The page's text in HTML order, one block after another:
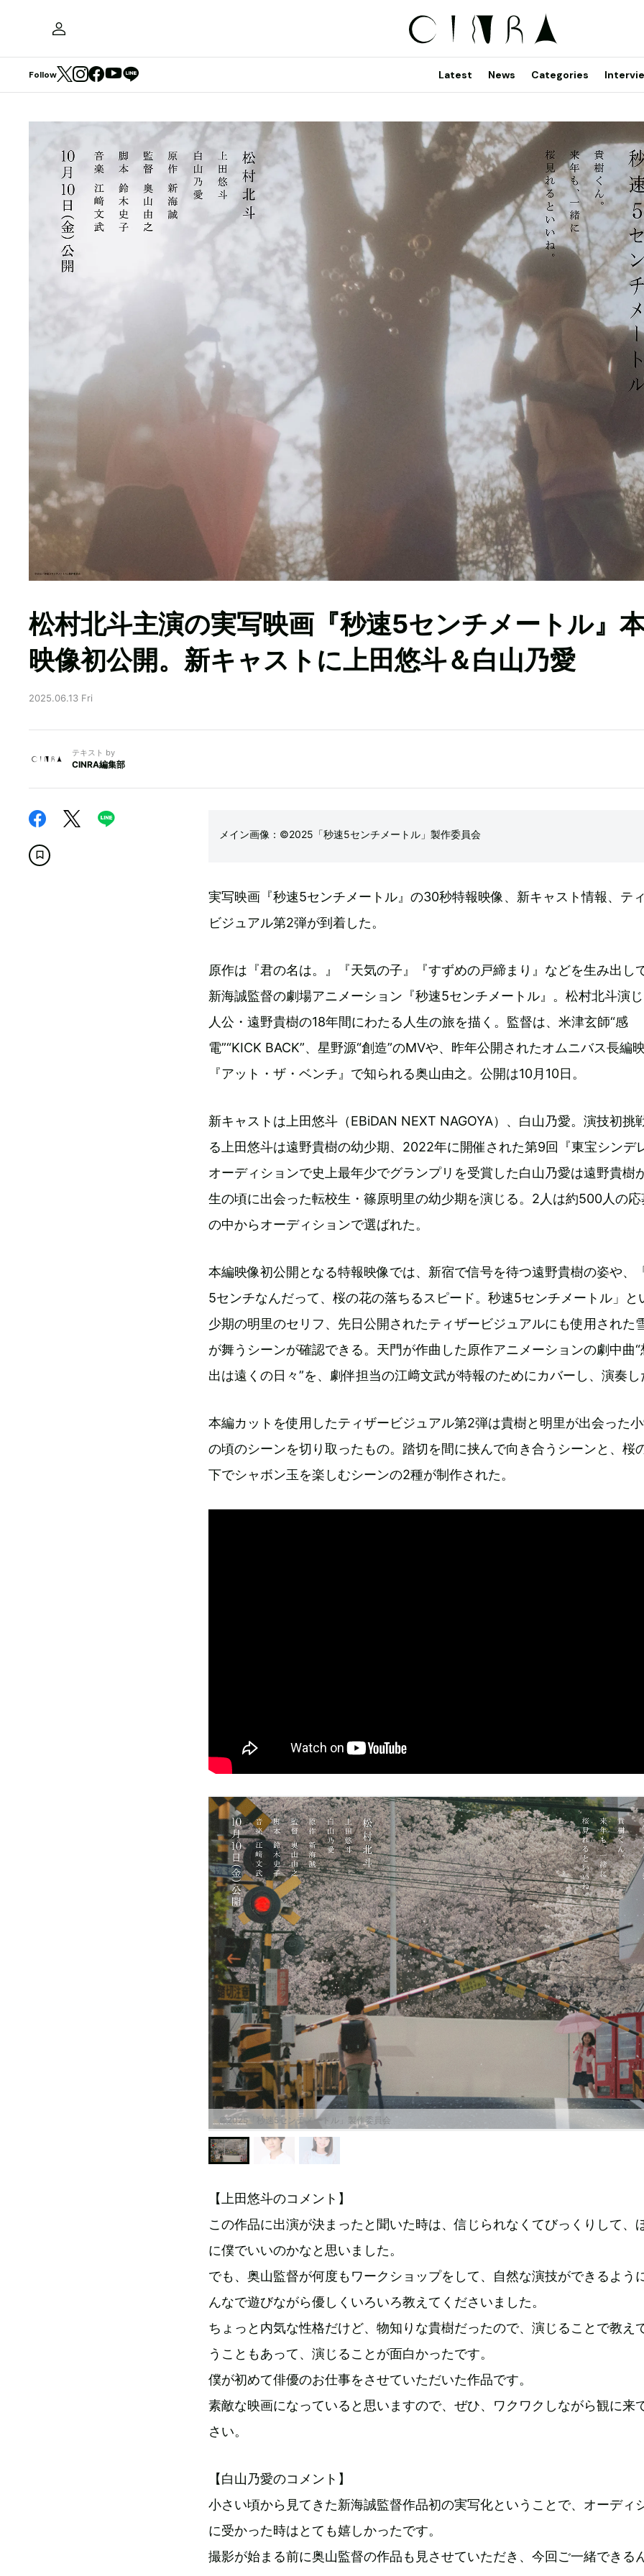
Follow Latest News Categories
松村北斗主演の実写映画『秒速5センチメートル』
映像初公開。新キャストに上田悠斗＆白山乃愛
2025.06.13 Fri
テキスト by
CINRA編集部
メイン画像：©2025「秒速5センチメートル」製作委員会
実写映画『秒速5センチメートル』の30秒特報映像、新キャスト情報、テ
ビジュアル第2弾が到着した。
原作は『君の名は。』『天気の子』『すずめの戸締まり』などを生み出し
新海誠監督の劇場アニメーション『秒速5センチメートル』。松村北斗演
人公・遠野貴樹の18年間にわたる人生の旅を描く。監督は、米津玄師“感
電”“KICK BACK”、星野源“創造”のMVや、昨年公開されたオムニバス長編
『アット・ザ・ベンチ』で知られる奥山由之。公開は10月10日。
新キャストは上田悠斗（EBiDAN NEXT NAGOYA）、白山乃愛。演技初挑
る上田悠斗は遠野貴樹の幼少期、2022年に開催された第9回『東宝シンデ
オーディションで史上最年少でグランプリを受賞した白山乃愛は遠野貴樹
生の頃に出会った転校生・篠原明里の幼少期を演じる。2人は約500人の応
の中からオーディションで選ばれた。
本編映像初公開となる特報映像では、新宿で信号を待つ遠野貴樹の姿や、
5センチなんだって、桜の花の落ちるスピード。秒速5センチメートル」と
少期の明里のセリフ、先日公開されたティザービジュアルにも使用された
が舞うシーンが確認できる。天門が作曲した原作アニメーションの劇中曲“
出は遠くの日々”を、劇伴担当の江﨑文武が特報のためにカバーし、演奏し
本編カットを使用したティザービジュアル第2弾は貴樹と明里が出会った
の頃のシーンを切り取ったもの。踏切を間に挟んで向き合うシーンと、桜
下でシャボン玉を楽しむシーンの2種が制作された。
©2025「秒速5センチメートル」製作委員会
【上田悠斗のコメント】
この作品に出演が決まったと聞いた時は、信じられなくてびっくりして、
に僕でいいのかなと思いました。
でも、奥山監督が何度もワークショップをして、自然な演技ができるよう
んなで遊びながら優しくいろいろ教えてくださいました。
ちょっと内気な性格だけど、物知りな貴樹だったので、演じることで教え
うこともあって、演じることが面白かったです。
僕が初めて俳優のお仕事をさせていただいた作品です。
素敵な映画になっていると思いますので、ぜひ、ワクワクしながら観に来
さい。
【白山乃愛のコメント】
小さい頃から見てきた新海誠監督作品初の実写化ということで、オーディ
に受かった時はとても嬉しかったです。
撮影が始まる前に奥山監督の作品も見させていただき、今回ご一緒できる